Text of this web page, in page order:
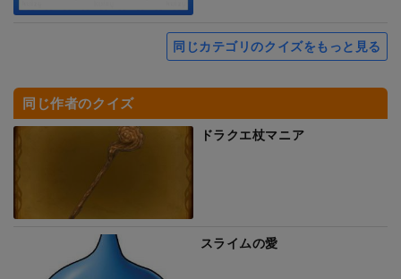
同じカテゴリのクイズをもっと見る
同じ作者のクイズ
ドラクエ杖マニア
スライムの愛